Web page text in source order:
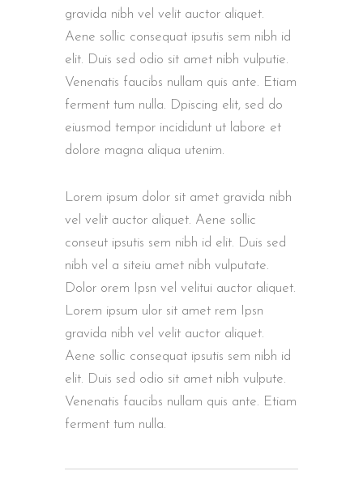
gravida nibh vel velit auctor aliquet.
Aene sollic consequat ipsutis sem nibh id
elit. Duis sed odio sit amet nibh vulputie.
Venenatis faucibs nullam quis ante. Etiam
ferment tum nulla. Dpiscing elit, sed do
eiusmod tempor incididunt ut labore et
dolore magna aliqua utenim.
Lorem ipsum dolor sit amet gravida nibh
vel velit auctor aliquet. Aene sollic
conseut ipsutis sem nibh id elit. Duis sed
nibh vel a siteiu amet nibh vulputate.
Dolor orem Ipsn vel velitui auctor aliquet.
Lorem ipsum ulor sit amet rem Ipsn
gravida nibh vel velit auctor aliquet.
Aene sollic consequat ipsutis sem nibh id
elit. Duis sed odio sit amet nibh vulpute.
Venenatis faucibs nullam quis ante. Etiam
ferment tum nulla.